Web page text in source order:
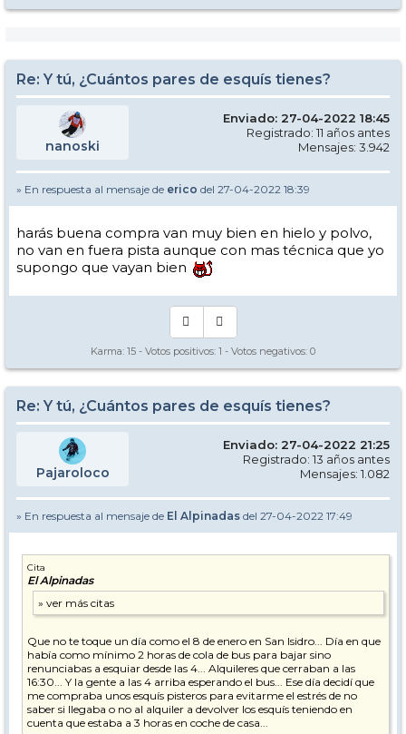
Re: Y tú, ¿Cuántos pares de esquís tienes?
nanoski
Enviado: 27-04-2022 18:45
Registrado: 11 años antes
Mensajes: 3.942
» En respuesta al mensaje de erico del 27-04-2022 18:39
harás buena compra van muy bien en hielo y polvo,
no van en fuera pista aunque con mas técnica que yo
supongo que vayan bien
Karma: 15 - Votos positivos: 1 - Votos negativos: 0
Re: Y tú, ¿Cuántos pares de esquís tienes?
Pajaroloco
Enviado: 27-04-2022 21:25
Registrado: 13 años antes
Mensajes: 1.082
» En respuesta al mensaje de El Alpinadas del 27-04-2022 17:49
Cita
El Alpinadas
Que no te toque un día como el 8 de enero en San Isidro... Día en que
había como mínimo 2 horas de cola de bus para bajar sino
renunciabas a esquiar desde las 4... Alquileres que cerraban a las
16:30... Y la gente a las 4 arriba esperando el bus... Ese día decidí que
me compraba unos esquís pisteros para evitarme el estrés de no
saber si llegaba o no al alquiler a devolver los esquís teniendo en
cuenta que estaba a 3 horas en coche de casa...